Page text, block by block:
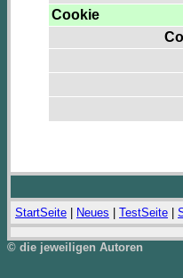
Cookie
StartSeite Neues TestSeite
© die jeweiligen Autoren